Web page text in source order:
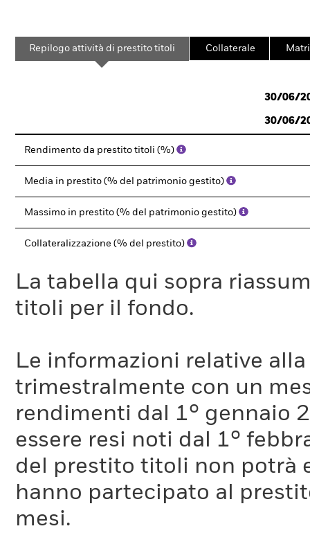
Repilogo attività di prestito titoli Collaterale
30/06/
30/06/
Rendimento da prestito titoli (%)
Media in prestito (% del patrimonio gestito)
Massimo in prestito (% del patrimonio gestito)
Collateralizzazione (% del prestito)
La tabella qui sopra
titoli per il fondo.
Le informazioni relative
trimestralmente con un
rendimenti dal 1° gennaio
essere resi noti dal 1°
del prestito titoli non potrà
hanno partecipato al
mesi.